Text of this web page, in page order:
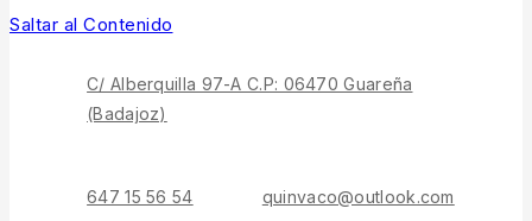
Saltar al Contenido
C/ Alberquilla 97-A C.P: 06470 Guareña
(Badajoz)
647 15 56 54 quinvaco@outlook.com